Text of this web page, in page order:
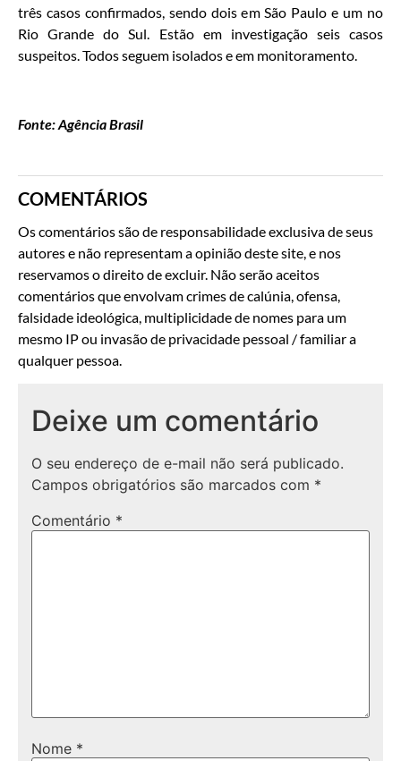
três casos confirmados, sendo dois em São Paulo e um no
Rio Grande do Sul. Estão em investigação seis casos
suspeitos. Todos seguem isolados e em monitoramento.
Fonte: Agência Brasil
COMENTÁRIOS
Os comentários são de responsabilidade exclusiva de seus
autores e não representam a opinião deste site, e nos
reservamos o direito de excluir. Não serão aceitos
comentários que envolvam crimes de calúnia, ofensa,
falsidade ideológica, multiplicidade de nomes para um
mesmo IP ou invasão de privacidade pessoal / familiar a
qualquer pessoa.
Deixe um comentário
O seu endereço de e-mail não será publicado.
Campos obrigatórios são marcados com *
Comentário *
Nome *